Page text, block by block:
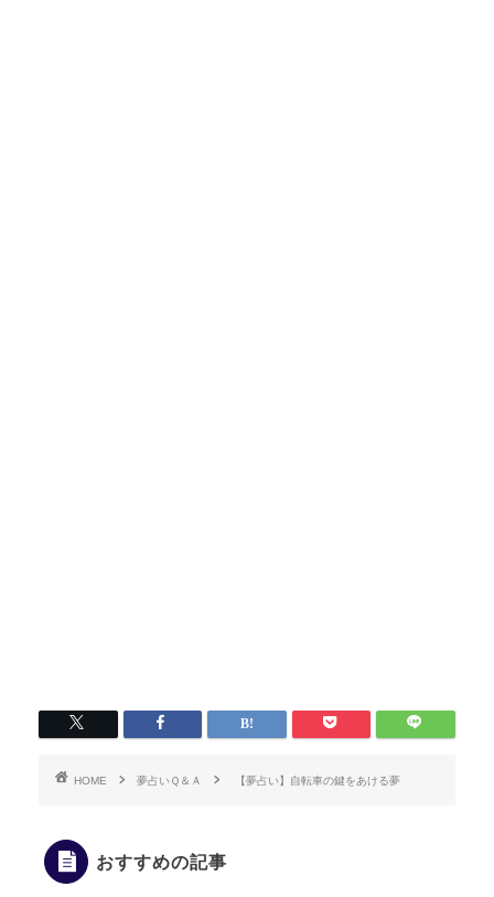
HOME 夢占いＱ＆Ａ 【夢占い】自転車の鍵をあける夢
おすすめの記事